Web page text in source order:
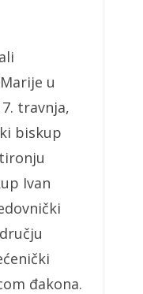
u
travnja,
biskup
Ivan
đakona.